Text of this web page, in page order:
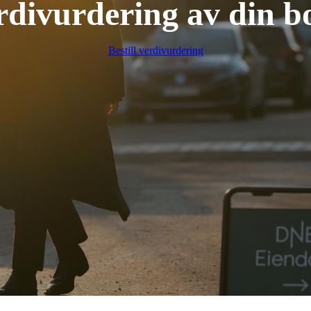
av din
Bestill verdivurdering